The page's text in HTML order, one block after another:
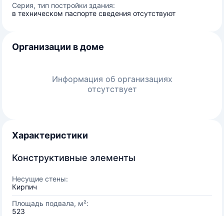
Серия, тип постройки здания:
в техническом паспорте сведения отсутствуют
Организации в доме
Информация об организациях
отсутствует
Характеристики
Конструктивные элементы
Несущие стены:
Кирпич
Площадь подвала, м²:
523